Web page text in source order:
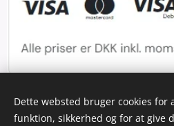
Cookies
Dette websted bruger cookies for
funktion, sikkerhed og for at give